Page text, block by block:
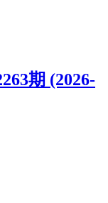
期 (2026-